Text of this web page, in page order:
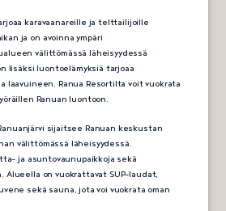
karavaanareille ja telttailijoille
ja on avoinna ympäri
välittömässä läheisyydessä
lisäksi luontoelämyksiä tarjoaa
laavuineen. Ranua Resortilta voit vuokrata
Ranuan luontoon.
sijaitsee Ranuan keskustan
välittömässä läheisyydessä.
ja asuntovaunupaikkoja sekä
Alueella on vuokrattavat SUP-laudat,
sekä sauna, jota voi vuokrata oman